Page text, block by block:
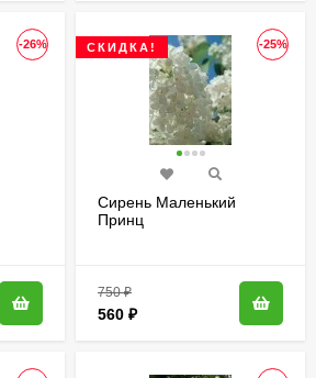
-26% -25%
СКИДКА!
Сирень Маленький
Принц
750₽
560 ₽